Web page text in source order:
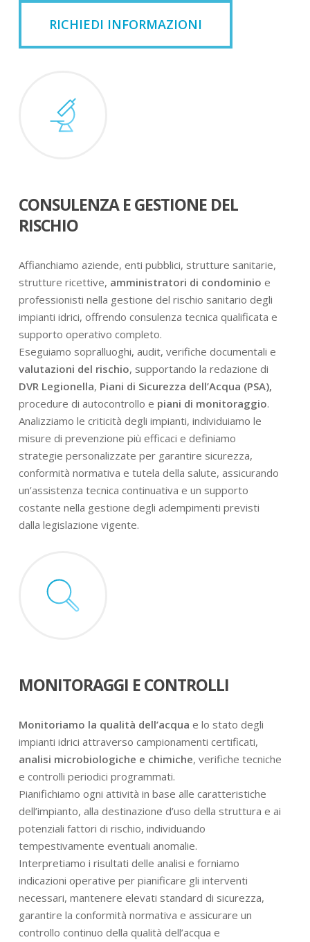
RICHIEDI INFORMAZIONI
CONSULENZA E GESTIONE DEL
RISCHIO
Affianchiamo aziende, enti pubblici, strutture sanitarie,
strutture ricettive, amministratori di condominio e
professionisti nella gestione del rischio sanitario degli
impianti idrici, offrendo consulenza tecnica qualificata e
supporto operativo completo.
Eseguiamo sopralluoghi, audit, verifiche documentali e
valutazioni del rischio, supportando la redazione di
DVR Legionella, Piani di Sicurezza dell’Acqua (PSA),
procedure di autocontrollo e piani di monitoraggio.
Analizziamo le criticità degli impianti, individuiamo le
misure di prevenzione più efficaci e definiamo
strategie personalizzate per garantire sicurezza,
conformità normativa e tutela della salute, assicurando
un’assistenza tecnica continuativa e un supporto
costante nella gestione degli adempimenti previsti
dalla legislazione vigente.
MONITORAGGI E CONTROLLI
Monitoriamo la qualità dell’acqua e lo stato degli
impianti idrici attraverso campionamenti certificati,
analisi microbiologiche e chimiche, verifiche tecniche
e controlli periodici programmati.
Pianifichiamo ogni attività in base alle caratteristiche
dell’impianto, alla destinazione d’uso della struttura e ai
potenziali fattori di rischio, individuando
tempestivamente eventuali anomalie.
Interpretiamo i risultati delle analisi e forniamo
indicazioni operative per pianificare gli interventi
necessari, mantenere elevati standard di sicurezza,
garantire la conformità normativa e assicurare un
controllo continuo della qualità dell’acqua e